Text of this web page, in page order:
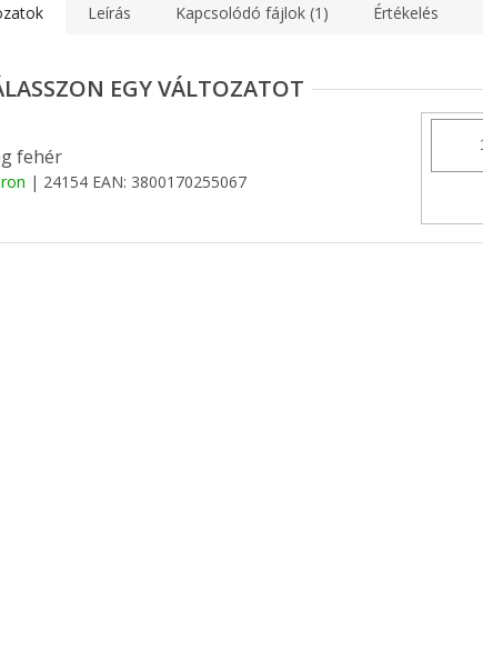
Leírás Kapcsolódó fájlok (1) Értékelés
fehér
| 24154 EAN: 3800170255067